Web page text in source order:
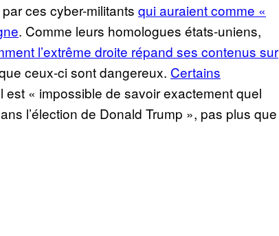
ces cyber-militants qui auraient comme «
. Comme leurs homologues états-uniens,
l’extrême droite répand ses contenus sur
ceux-ci sont dangereux. Certains
est « impossible de savoir exactement quel
l’élection de Donald Trump », pas plus que